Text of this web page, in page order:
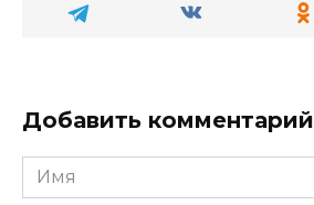
Добавить комментарий
Имя
*